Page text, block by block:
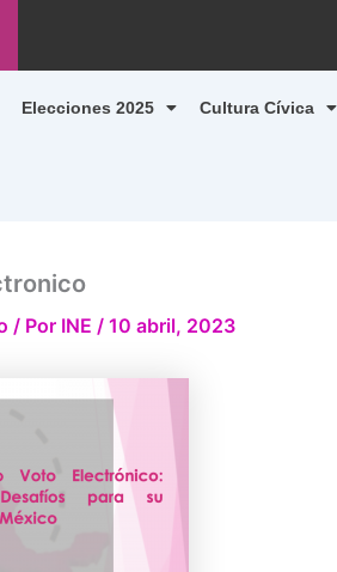
Elecciones 2025 Cultura Cívica
/ Por INE / 10 abril, 2023